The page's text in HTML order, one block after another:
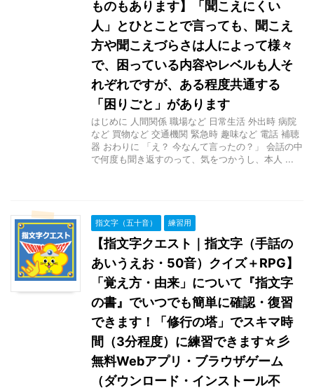
ものもあります】「聞こえにくい
人」とひとことで言っても、聞こえ
方や聞こえづらさは人によって様々
で、困っている内容やレベルも人そ
れぞれですが、ある程度共通する
「困りごと」があります
はじめに 人間関係 職場など 日常生活 外出時 病院
など 買物など 交通機関 緊急時 趣味など 電話 補聴
器 おわりに 「え？ 今なんて言ったの？」 会話の中
で何度も聞き返すのって、気をつかうし、本人 ...
指文字（五十音） 練習用
【指文字クエスト｜指文字（手話の
あいうえお・50音）クイズ＋RPG】
「覚え方・由来」について『指文字
の書』でいつでも簡単に確認・復習
できます！「修行の塔」でスキマ時
間（3分程度）に練習できます☆彡
無料Webアプリ・ブラウザゲーム
（ダウンロード・インストール不